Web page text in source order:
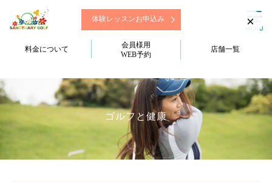
体験レッスンお申込み
料金について
会員様用
WEB予約
店舗一覧
ゴルフと健康
×